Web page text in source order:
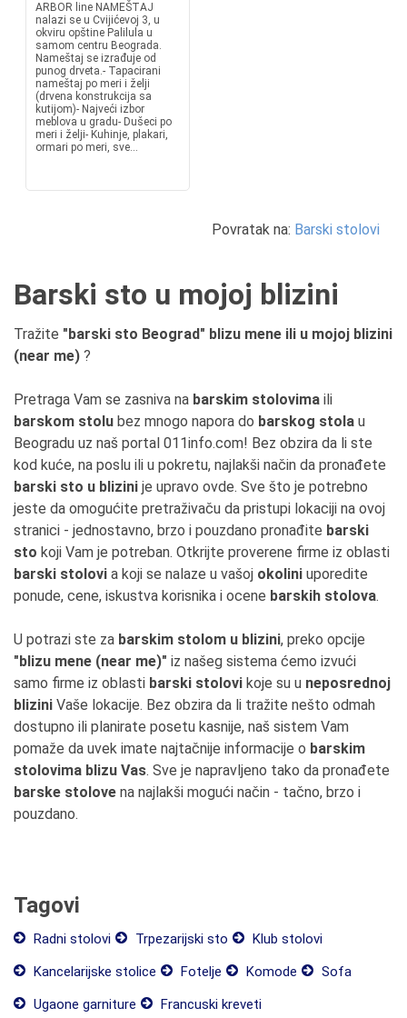
ARBOR line NAMEŠTAJ
nalazi se u Cvijićevoj 3, u
okviru opštine Palilula u
samom centru Beograda.
Nameštaj se izrađuje od
punog drveta.- Tapacirani
nameštaj po meri i želji
(drvena konstrukcija sa
kutijom)- Najveći izbor
meblova u gradu- Dušeci po
meri i želji- Kuhinje, plakari,
ormari po meri, sve...
Povratak na: Barski stolovi
Barski sto u mojoj blizini
Tražite "barski sto Beograd" blizu mene ili u mojoj blizini
(near me) ?
Pretraga Vam se zasniva na barskim stolovima ili
barskom stolu bez mnogo napora do barskog stola u
Beogradu uz naš portal 011info.com! Bez obzira da li ste
kod kuće, na poslu ili u pokretu, najlakši način da pronađete
barski sto u blizini je upravo ovde. Sve što je potrebno
jeste da omogućite pretraživaču da pristupi lokaciji na ovoj
stranici - jednostavno, brzo i pouzdano pronađite barski
sto koji Vam je potreban. Otkrijte proverene firme iz oblasti
barski stolovi a koji se nalaze u vašoj okolini uporedite
ponude, cene, iskustva korisnika i ocene barskih stolova.
U potrazi ste za barskim stolom u blizini, preko opcije
"blizu mene (near me)" iz našeg sistema ćemo izvući
samo firme iz oblasti barski stolovi koje su u neposrednoj
blizini Vaše lokacije. Bez obzira da li tražite nešto odmah
dostupno ili planirate posetu kasnije, naš sistem Vam
pomaže da uvek imate najtačnije informacije o barskim
stolovima blizu Vas. Sve je napravljeno tako da pronađete
barske stolove na najlakši mogući način - tačno, brzo i
pouzdano.
Tagovi
Radni stolovi Trpezarijski sto
Klub stolovi
Kancelarijske stolice
Fotelje Komode
Sofa
Ugaone garniture
Francuski kreveti